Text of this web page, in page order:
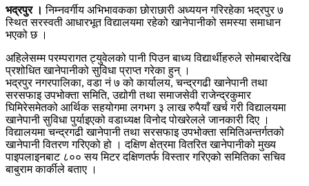
भद्रपुर । निम्नवर्गीय अभिभावकका छोराछारी अध्ययन गरिरहेका भद्रपुर ७
स्थित सरस्वती आधारभूत विद्यालयमा रहेको खानेपानीको समस्या समाधान
भएको छ ।
अहिलेसम्म परम्परागत ट्युवेलको पानी पिउन बाध्य विद्यार्थीहरुले सोमबारदेखि
प्रशोधित खानेपानीको सुविधा प्राप्त गरेका हुन् ।
भद्रपुर नगरपालिका, वडा नं ७ को कार्यालय, चन्द्रगढी खानेपानी तथा
सरसफाइ उपभोक्ता समिति, उद्योगी तथा समाजसेवी राजेन्द्रकुमार
घिमिरेसमेतको आर्थिक सहयोगमा लगभग ३ लाख रुपैयाँ खर्च गरी विद्यालयमा
खानेपानी सुविधा पुर्याइएको वडाध्यक्ष विनोद पोखरेलले जानकारी दिए ।
विद्यालयमा चन्द्रगढी खानेपानी तथा सरसफाइ उपभोक्ता समितिअन्तर्गतको
खानेपानी वितरण गरिएको हो । दक्षिण क्षेत्रमा वितरित खानेपानीको मुख्य
पाइपलाइनबाट ८०० सय मिटर दक्षिणतर्फ विस्तार गरिएको समितिका सचिव
बाबुराम कार्कीले बताए ।